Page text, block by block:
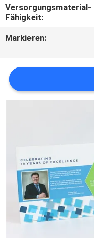
FORDERN
SIE EIN
ZITAT
SITEMAP
Versorgungsmaterial-
Fähigkeit:
Markieren: